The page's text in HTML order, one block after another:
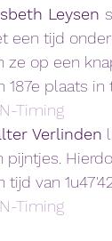
Leysen
een tijd
ze op een
187e plaats in
Timing
Verlinden
pijntjes.
tijd van
Timing